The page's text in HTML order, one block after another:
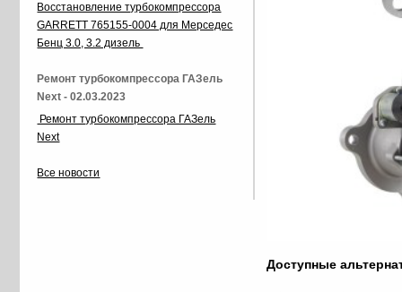
Доступные
Восстановление турбокомпрессора
GARRETT 765155-0004 для Мерседес
Бенц 3.0, 3.2 дизель
Ремонт турбокомпрессора ГАЗель
Next - 02.03.2023
Ремонт турбокомпрессора ГАЗель
Next
Все новости